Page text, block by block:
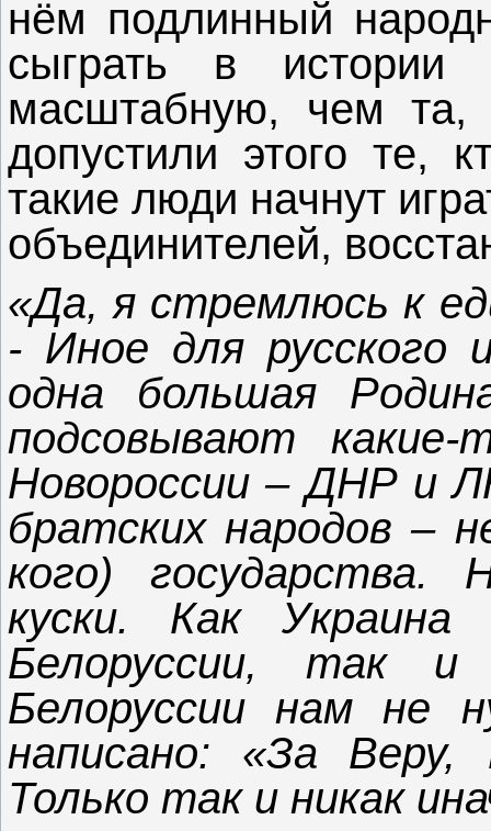
нём подлинный
сыграть в
масштабную, чем та,
допустили этого те,
такие люди начнут
объединителей,
«Да, я стремлюсь к
- Иное для
одна большая
подсовывают
Новороссии – ДНР и
братских народов –
кого)
куски. Как
Белоруссии, так
Белоруссии нам не
написано: «За
Только так и никак